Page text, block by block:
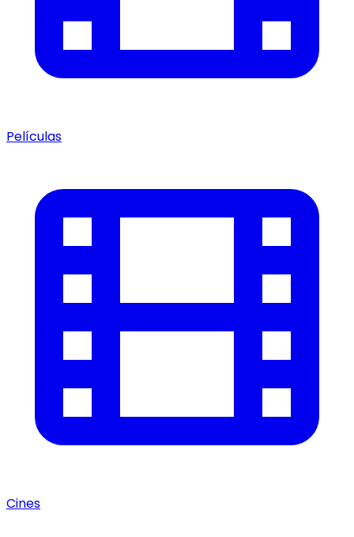
Películas
Cines